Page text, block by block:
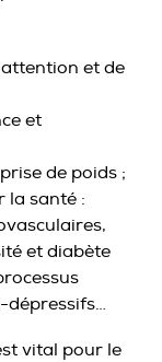
et de
et
de poids ;
la santé :
et diabète
dépressifs…
vital pour le